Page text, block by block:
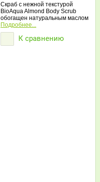
Скраб с нежной текстурой
BioAqua Almond Body Scrub
обогащен натуральным маслом
миндаля, который известен
питательными свойствами и
поможет Вашей коже стать
более подтянутой и здоровой!
Подробнее...
К сравнению